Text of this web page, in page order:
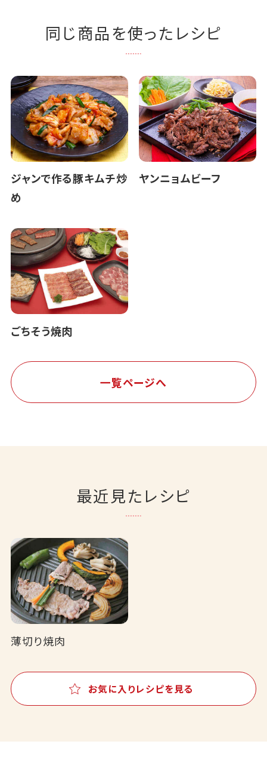
同じ商品を使ったレシピ
ジャンで作る豚キムチ炒
め
ヤンニョムビーフ
ごちそう焼肉
一覧ページへ
最近見たレシピ
薄切り焼肉
お気に入りレシピを見る